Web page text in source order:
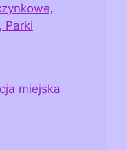
Parki
miejska